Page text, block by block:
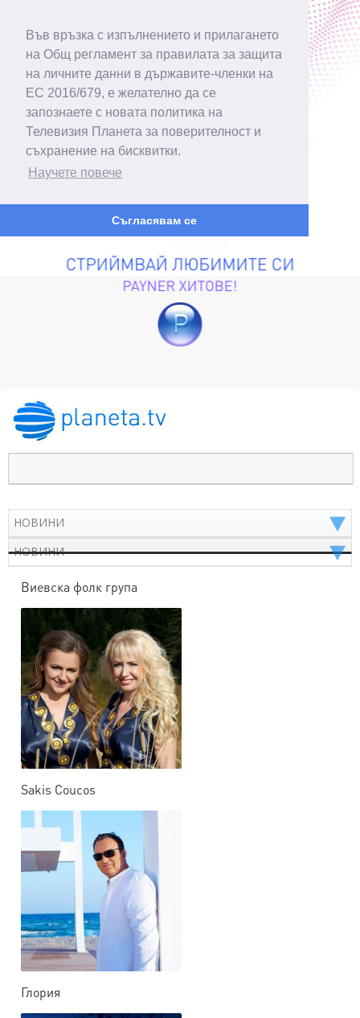
Във връзка с изпълнението и прилагането
на Общ регламент за правилата за защита
на личните данни в държавите-членки на
ЕС 2016/679, е желателно да се
запознаете с новата политика на
Телевизия Планета за поверителност и
съхранение на бисквитки.
Научете повече
Съгласявам се
Виевска фолк група
Sakis Coucos
Глория